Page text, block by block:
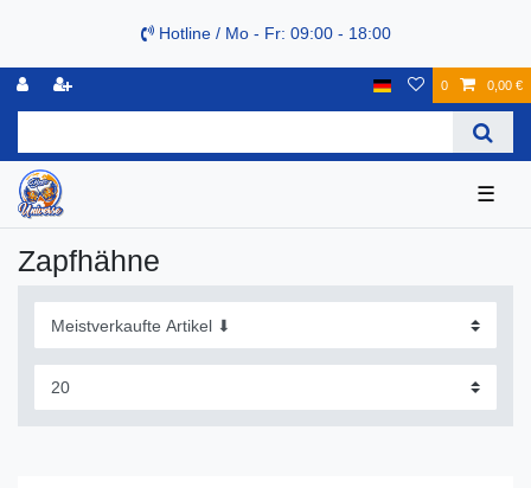
Hotline / Mo - Fr: 09:00 - 18:00
0 0,00 €
☰
Zapfhähne